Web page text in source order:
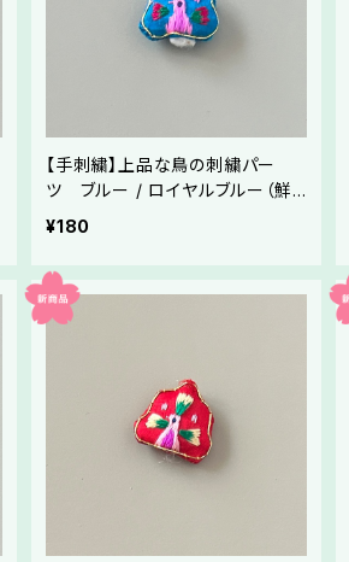
【手刺繍】上品な鳥の刺繍パー
ツ ブルー / ロイヤルブルー（鮮
やかな青地）（全9色）／メドゥプ・
¥180